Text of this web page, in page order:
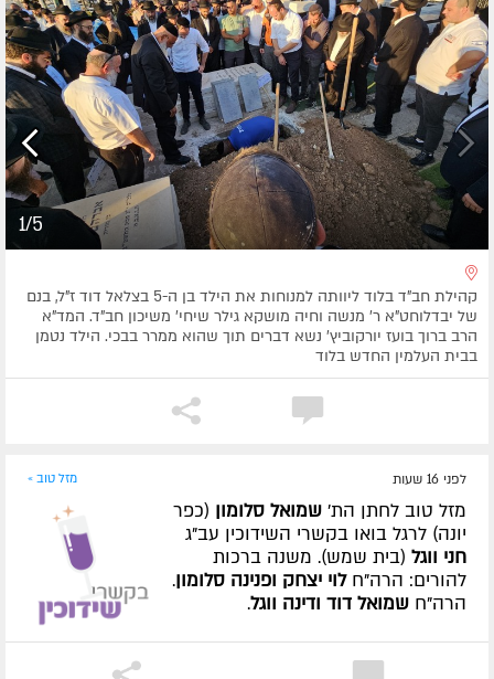
1/5
קהילת חב"ד בלוד ליוותה למנוחות את הילד בן ה-5 בצלאל דוד ז"ל, בנם
של יבדלוחט"א ר' מנשה וחיה מושקא גילר שיחי' משיכון חב"ד. המד"א
הרב ברוך בועז יורקוביץ' נשא דברים תוך שהוא ממרר בבכי. הילד נטמן
בבית העלמין החדש בלוד
לפני 16 שעות מזל טוב »
מזל טוב לחתן הת' שמואל סלומון (כפר
יונה) לרגל בואו בקשרי השידוכין עב"ג
חני ווגל (בית שמש). משנה ברכות
להורים: הרה"חלוי יצחק ופנינה סלומון.
הרה"ח שמואל דוד ודינה ווגל.